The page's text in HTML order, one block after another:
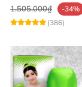
1.505.000₫
-34%
(386)